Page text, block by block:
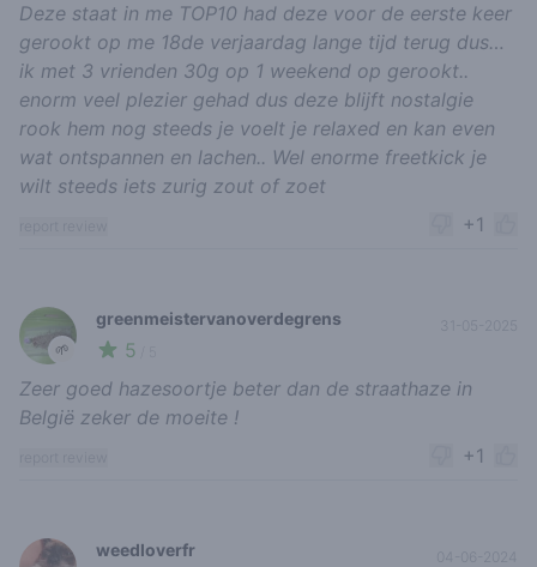
Deze staat in me TOP10 had deze voor de eerste keer
gerookt op me 18de verjaardag lange tijd terug dus…
ik met 3 vrienden 30g op 1 weekend op gerookt..
enorm veel plezier gehad dus deze blijft nostalgie
rook hem nog steeds je voelt je relaxed en kan even
wat ontspannen en lachen.. Wel enorme freetkick je
wilt steeds iets zurig zout of zoet
+1
🌱
greenmeistervanoverdegrens
5
31-05-2025
Zeer goed hazesoortje beter dan de straathaze in
België zeker de moeite !
+1
weedloverfr